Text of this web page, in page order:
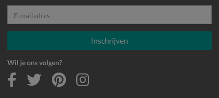
E-mailadres
Inschrijven
Wil je ons volgen?